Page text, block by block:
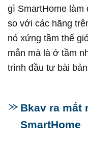
gì SmartHome
so với các hãng
nó xứng tầm thế
mắn mà là ở tầm
trình đầu tư bài
Bkav ra mắt
SmartHome